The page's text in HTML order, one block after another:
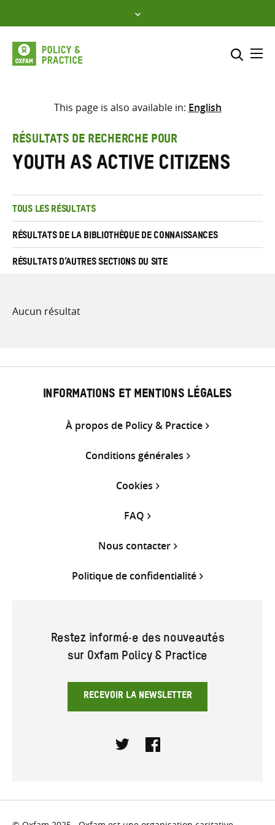
to
content
Sélectionner l’emplacement
Saisir
les
termes
This page is also available in: English
RÉSULTATS DE RECHERCHE POUR
youth as active citizens
TOUS LES RÉSULTATS
RÉSULTATS DE LA BIBLIOTHÈQUE DE CONNAISSANCES
RÉSULTATS D’AUTRES SECTIONS DU SITE
Aucun résultat
INFORMATIONS ET MENTIONS LÉGALES
À propos de Policy & Practice
Conditions générales
Cookies
FAQ
Nous contacter
Politique de confidentialité
Restez informé·e des nouveautés
sur Oxfam Policy & Practice
RECEVOIR LA NEWSLETTER